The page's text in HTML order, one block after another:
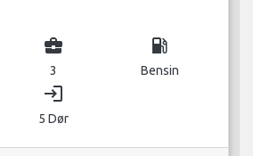
business_center
3
local_gas_station
Bensin
login
5 Dør